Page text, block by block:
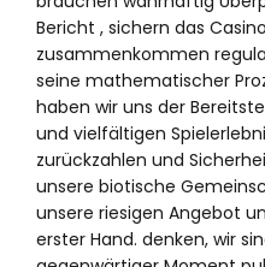
Bericht , sichern das
zusammenkommen
seine mathematischer
haben wir uns der
und vielfältigen
zurückzahlen und
unsere biotische
unsere riesigen Angebot
erster Hand. denken, wir